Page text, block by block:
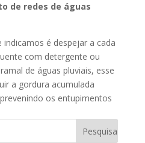
de redes de águas
é despejar a cada
com detergente ou
de águas pluviais, esse
a gordura acumulada
os entupimentos